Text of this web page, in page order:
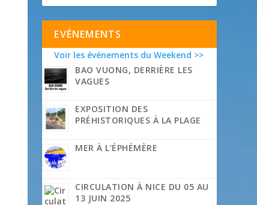
EVÉNEMENTS
Voir les événements du Weekend >>
BAO VUONG, DERRIÈRE LES
VAGUES
EXPOSITION DES
PRÉHISTORIQUES À LA PLAGE
MER À L’ÉPHÉMÈRE
CIRCULATION À NICE DU 05 AU
13 JUIN 2025